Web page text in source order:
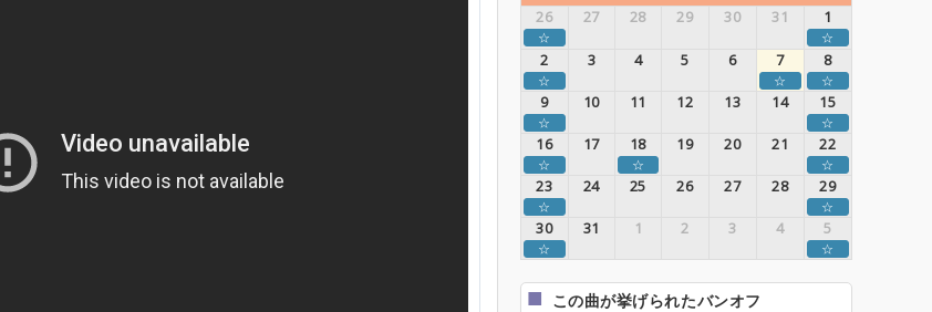
26
27 28 29 30 31 1
☆ ☆
2 3 4 5 6 7 8
☆ ☆ ☆
9 10 11 12 13 14 15
☆ ☆
16 17 18 19 20 21 22
☆ ☆ ☆
23 24 25 26 27 28 29
☆ ☆
30 31 1 2 3 4 5
☆ ☆
この曲が挙げられたバンオフ